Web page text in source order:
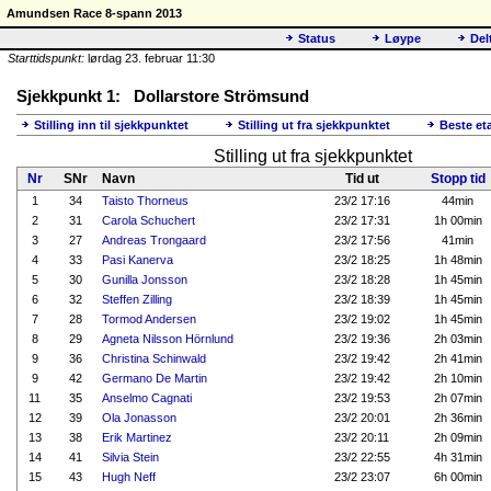
Amundsen Race 8-spann 2013
Status
Løype
Starttidspunkt: lørdag 23. februar 11:30
Sjekkpunkt 1: Dollarstore Strömsund
Stilling inn til sjekkpunktet Stilling ut fra sjekkpunktet Beste
Stilling ut fra sjekkpunktet
Nr SNr Navn Tid ut Stopp tid
1 34 Taisto Thorneus 23/2 17:16
44min
2
31 Carola Schuchert 23/2 17:31
1h 00min
3
27 Andreas Trongaard 23/2 17:56
41min
4
33 Pasi Kanerva 23/2 18:25
1h 48min
5
30 Gunilla Jonsson 23/2 18:28
1h 45min
6
32 Steffen Zilling 23/2 18:39
1h 45min
7
28 Tormod Andersen 23/2 19:02
1h 45min
8
29 Agneta Nilsson Hörnlund 23/2 19:36
2h 03min
9
36 Christina Schinwald 23/2 19:42
2h 41min
9
42 Germano De Martin 23/2 19:42
2h 10min
11
35 Anselmo Cagnati 23/2 19:53
2h 07min
12
39 Ola Jonasson 23/2 20:01
2h 36min
13
38 Erik Martinez 23/2 20:11
2h 09min
14
41 Silvia Stein 23/2 22:55
4h 31min
15
43 Hugh Neff 23/2 23:07
6h 00min